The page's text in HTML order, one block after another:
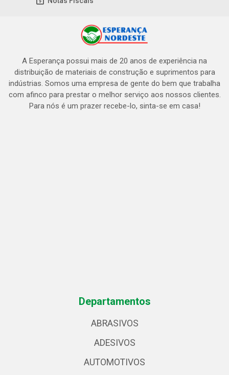
A Esperança possui mais de 20 anos de experiência na
distribuição de materiais de construção e suprimentos para
indústrias. Somos uma empresa de gente do bem que trabalha
com afinco para prestar o melhor serviço aos nossos clientes.
Para nós é um prazer recebe-lo, sinta-se em casa!
Departamentos
ABRASIVOS
ADESIVOS
AUTOMOTIVOS